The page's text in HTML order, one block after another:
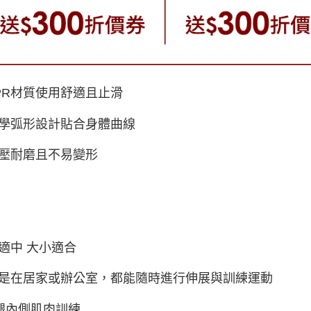
材質使用舒適且止滑
弧形設計貼合身體曲線
耐磨且不易變形
中 大小適合
在居家或辦公室，都能隨時進行伸展與訓練運動